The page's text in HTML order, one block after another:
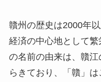
贛州の歴史は2000年
経済の中心地として
の名前の由来は、贛
らきており、「贛」